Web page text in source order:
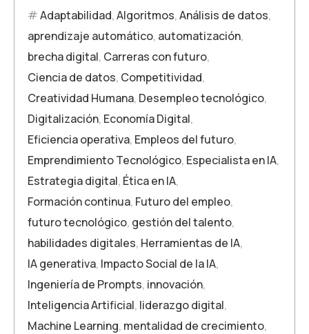
Adaptabilidad,Algoritmos,Análisis de datos,
aprendizaje automático, automatización,
brecha digital, Carreras con futuro,
Ciencia de datos, Competitividad,
Creatividad Humana, Desempleo tecnológico,
Digitalización, Economía Digital,
Eficiencia operativa, Empleos del futuro,
Emprendimiento Tecnológico, Especialista en IA,
Estrategia digital, Ética en IA,
Formación continua, Futuro del empleo,
futuro tecnológico, gestión del talento,
habilidades digitales, Herramientas de IA,
IA generativa, Impacto Social de la IA,
Ingeniería de Prompts, innovación,
Inteligencia Artificial, liderazgo digital,
Machine Learning, mentalidad de crecimiento,